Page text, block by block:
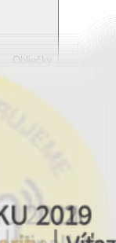
Obliečky